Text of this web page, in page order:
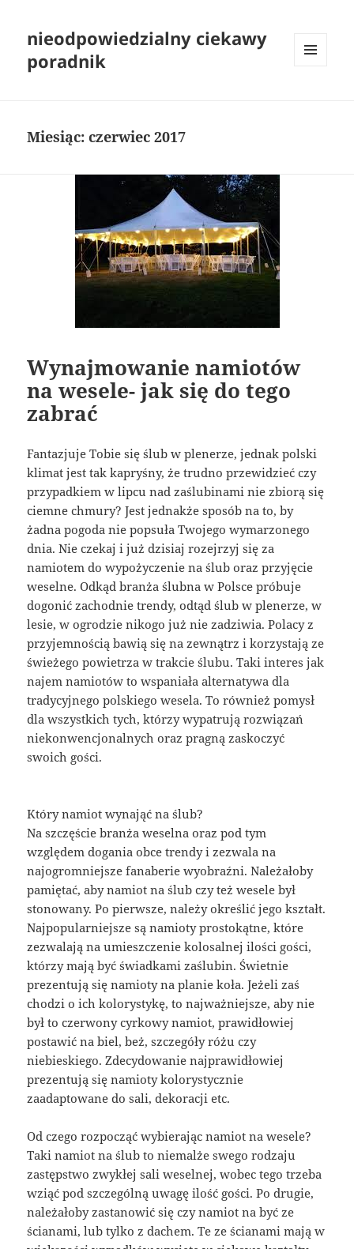
nieodpowiedzialny ciekawy
poradnik
Miesiąc:czerwiec 2017
Wynajmowanie namiotów
na wesele- jak się do tego
zabrać
Fantazjuje Tobie się ślub w plenerze, jednak polski
klimat jest tak kapryśny, że trudno przewidzieć czy
przypadkiem w lipcu nad zaślubinami nie zbiorą się
ciemne chmury? Jest jednakże sposób na to, by
żadna pogoda nie popsuła Twojego wymarzonego
dnia. Nie czekaj i już dzisiaj rozejrzyj się za
namiotem do wypożyczenie na ślub oraz przyjęcie
weselne. Odkąd branża ślubna w Polsce próbuje
dogonić zachodnie trendy, odtąd ślub w plenerze, w
lesie, w ogrodzie nikogo już nie zadziwia. Polacy z
przyjemnością bawią się na zewnątrz i korzystają ze
świeżego powietrza w trakcie ślubu. Taki interes jak
najem namiotów to wspaniała alternatywa dla
tradycyjnego polskiego wesela. To również pomysł
dla wszystkich tych, którzy wypatrują rozwiązań
niekonwencjonalnych oraz pragną zaskoczyć
swoich gości.
Który namiot wynająć na ślub?
Na szczęście branża weselna oraz pod tym
względem dogania obce trendy i zezwala na
najogromniejsze fanaberie wyobraźni. Należałoby
pamiętać, aby namiot na ślub czy też wesele był
stonowany. Po pierwsze, należy określić jego kształt.
Najpopularniejsze są namioty prostokątne, które
zezwalają na umieszczenie kolosalnej ilości gości,
którzy mają być świadkami zaślubin. Świetnie
prezentują się namioty na planie koła. Jeżeli zaś
chodzi o ich kolorystykę, to najważniejsze, aby nie
był to czerwony cyrkowy namiot, prawidłowiej
postawić na biel, beż, szczegóły różu czy
niebieskiego. Zdecydowanie najprawidłowiej
prezentują się namioty kolorystycznie
zaadaptowane do sali, dekoracji etc.
Od czego rozpocząć wybierając namiot na wesele?
Taki namiot na ślub to niemalże swego rodzaju
zastępstwo zwykłej sali weselnej, wobec tego trzeba
wziąć pod szczególną uwagę ilość gości. Po drugie,
należałoby zastanowić się czy namiot na być ze
ścianami, lub tylko z dachem. Te ze ścianami mają w